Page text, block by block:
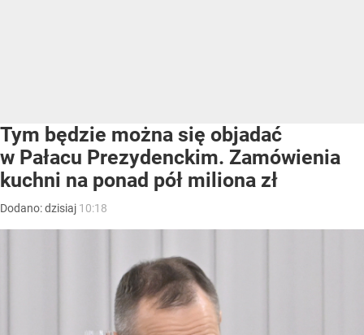
Tym będzie można się objadać
w Pałacu Prezydenckim. Zamówienia
kuchni na ponad pół miliona zł
Dodano:dzisiaj 10:18